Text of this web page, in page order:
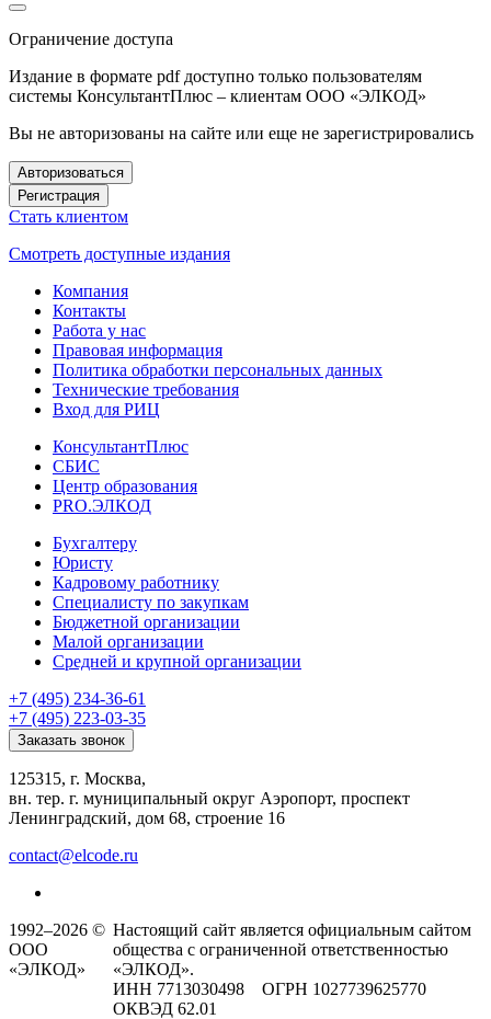
Ограничение доступа
Издание в формате pdf доступно только пользователям
системы КонсультантПлюс – клиентам ООО «ЭЛКОД»
Вы не авторизованы на сайте или еще не зарегистрировались
Авторизоваться
Регистрация
Стать клиентом
Смотреть доступные издания
Компания
Контакты
Работа у нас
Правовая информация
Политика обработки персональных данных
Технические требования
Вход для РИЦ
КонсультантПлюс
СБИС
Центр образования
PRO.ЭЛКОД
Бухгалтеру
Юристу
Кадровому работнику
Специалисту по закупкам
Бюджетной организации
Малой организации
Средней и крупной организации
+7 (495) 234-36-61
+7 (495) 223-03-35
Заказать звонок
125315, г. Москва,
вн. тер. г. муниципальный округ Аэропорт, проспект
Ленинградский, дом 68, строение 16
contact@elcode.ru
1992–2026 ©
ООО
«ЭЛКОД»
Настоящий сайт является официальным сайтом
общества с ограниченной ответственностью
«ЭЛКОД».
ИНН 7713030498 ОГРН 1027739625770
ОКВЭД 62.01